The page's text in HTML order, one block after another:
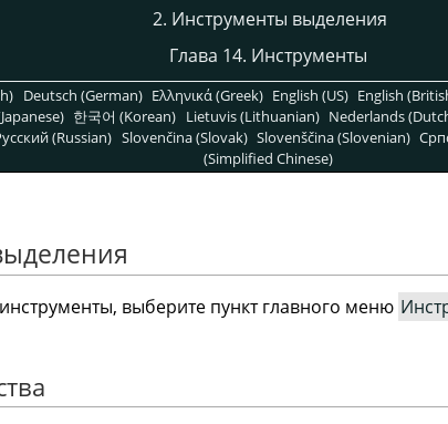
2. Инструменты выделения
Глава 14. Инструменты
Deutsch (German) Ελληνικά (Greek) English (US) English
한국어 (Korean) Lietuvis (Lithuanian) Nederlands
(Russian) Slovenčina (Slovak) Slovenščina (Slovenian)
(Simplified Chinese)
выберите пункт главного меню